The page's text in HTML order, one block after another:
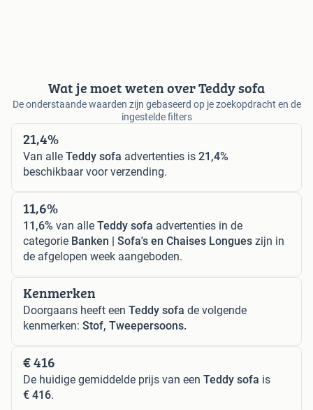
Wat je moet weten over Teddy sofa
De onderstaande waarden zijn gebaseerd op je zoekopdracht en de
ingestelde filters
21,4%
Van alle Teddy sofa advertenties is 21,4%
beschikbaar voor verzending.
11,6%
11,6% van alle Teddy sofa advertenties in de
categorie Banken | Sofa's en Chaises Longues zijn in
de afgelopen week aangeboden.
Kenmerken
Doorgaans heeft een Teddy sofa de volgende
kenmerken: Stof, Tweepersoons.
€ 416
De huidige gemiddelde prijs van een Teddy sofa is
€ 416.